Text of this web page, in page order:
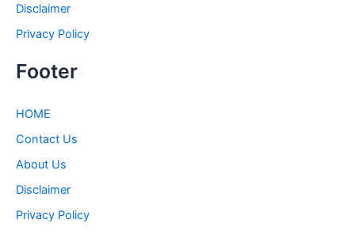
Disclaimer
Privacy Policy
Footer
HOME
Contact Us
About Us
Disclaimer
Privacy Policy